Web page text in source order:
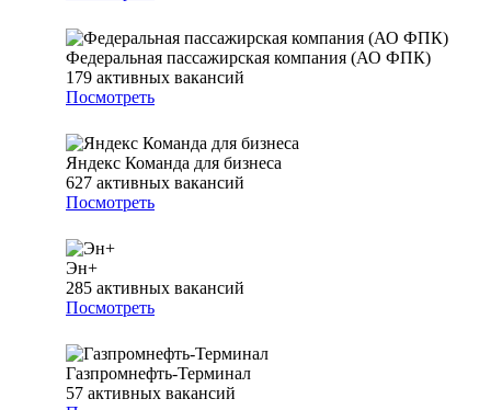
Федеральная пассажирская компания (АО ФПК)
179 активных вакансий
Посмотреть
Яндекс Команда для бизнеса
627 активных вакансий
Посмотреть
Эн+
285 активных вакансий
Посмотреть
Газпромнефть-Терминал
57 активных вакансий